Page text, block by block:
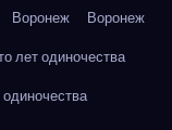
Воронеж
Воронеж
лет одиночества